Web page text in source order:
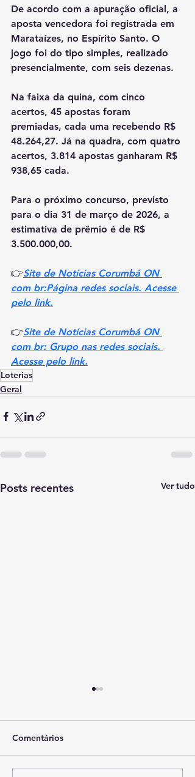
De acordo com a apuração oficial, a
aposta vencedora foi registrada em
Marataízes, no Espírito Santo. O
jogo foi do tipo simples, realizado
presencialmente, com seis dezenas.
Na faixa da quina, com cinco
acertos, 45 apostas foram
premiadas, cada uma recebendo R$
48.264,27. Já na quadra, com quatro
acertos, 3.814 apostas ganharam R$
938,65 cada.
Para o próximo concurso, previsto
para o dia 31 de março de 2026, a
estimativa de prêmio é de R$
3.500.000,00.
👉Site de Notícias Corumbá ON
com br:Página redes sociais. Acesse
pelo link.
👉Site de Notícias Corumbá ON
com br: Grupo nas redes sociais.
Acesse pelo link.
Loterias
Geral
Posts recentes Ver tudo
Comentários